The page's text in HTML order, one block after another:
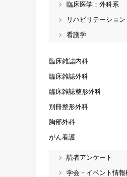
臨床医学：外科系
リハビリテーション
看護学
臨床雑誌内科
臨床雑誌外科
臨床雑誌整形外科
別冊整形外科
胸部外科
がん看護
読者アンケート
学会・イベント情